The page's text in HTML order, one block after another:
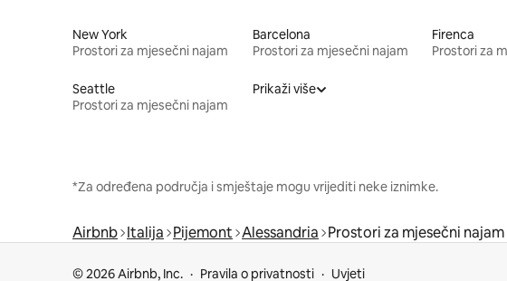
New York
Prostori za mjesečni najam
Barcelona
Prostori za mjesečni najam
Firenca
Prostori za
Seattle
Prostori za mjesečni najam
Prikaži više
*Za određena područja i smještaje mogu vrijediti neke iznimke.
Airbnb Italija Pijemont Alessandria Prostori za mjesečni najam
© 2026 Airbnb, Inc. Pravila o privatnosti Uvjeti